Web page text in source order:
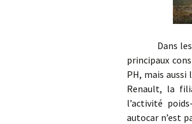
Dans les
principaux
PH, mais aussi
Renault, la
l’activité
autocar n’est